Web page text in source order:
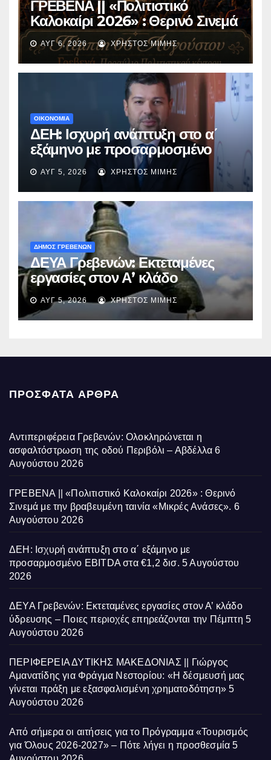
ΓΡΕΒΕΝΑ || «Πολιτιστικό
Καλοκαίρι 2026» : Θερινό Σινεμά
με την βραβευμένη ταινία
«Μικρές Ανάσες».
ΑΥΓ 6, 2026 ΧΡΉΣΤΟΣ ΜΊΜΗΣ
ΟΙΚΟΝΟΜΙΑ
ΔΕΗ: Ισχυρή ανάπτυξη στο α΄
εξάμηνο με προσαρμοσμένο
EBITDA στα €1,2 δισ.
ΑΥΓ 5, 2026 ΧΡΉΣΤΟΣ ΜΊΜΗΣ
ΔΗΜΟΣ ΓΡΕΒΕΝΩΝ
ΔΕΥΑ Γρεβενών: Εκτεταμένες
εργασίες στον Α’ κλάδο
ύδρευσης – Ποιες περιοχές
επηρεάζονται την Πέμπτη
ΑΥΓ 5, 2026 ΧΡΉΣΤΟΣ ΜΊΜΗΣ
ΠΡΌΣΦΑΤΑ ΆΡΘΡΑ
Αντιπεριφέρεια Γρεβενών: Ολοκληρώνεται η
ασφαλτόστρωση της οδού Περιβόλι – Αβδέλλα 6
Αυγούστου 2026
ΓΡΕΒΕΝΑ || «Πολιτιστικό Καλοκαίρι 2026» : Θερινό
Σινεμά με την βραβευμένη ταινία «Μικρές Ανάσες». 6
Αυγούστου 2026
ΔΕΗ: Ισχυρή ανάπτυξη στο α΄ εξάμηνο με
προσαρμοσμένο EBITDA στα €1,2 δισ. 5 Αυγούστου
2026
ΔΕΥΑ Γρεβενών: Εκτεταμένες εργασίες στον Α’ κλάδο
ύδρευσης – Ποιες περιοχές επηρεάζονται την Πέμπτη 5
Αυγούστου 2026
ΠΕΡΙΦΕΡΕΙΑ ΔΥΤΙΚΗΣ ΜΑΚΕΔΟΝΙΑΣ || Γιώργος
Αμανατίδης για Φράγμα Νεστορίου: «Η δέσμευσή μας
γίνεται πράξη με εξασφαλισμένη χρηματοδότηση» 5
Αυγούστου 2026
Από σήμερα οι αιτήσεις για το Πρόγραμμα «Τουρισμός
για Όλους 2026-2027» – Πότε λήγει η προσθεσμία 5